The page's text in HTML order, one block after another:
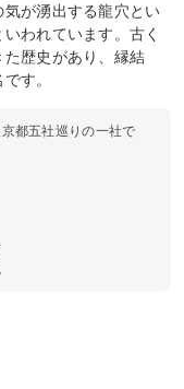
が湧出する龍穴とい
われています。古く
歴史があり、縁結
す。
都五社巡りの一社で